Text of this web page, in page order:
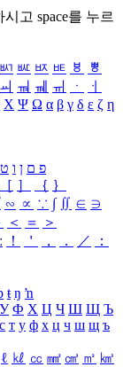
고 space를 누르
ㅴ ㅵ ㅶ ㅷ ㅸ
ㅹ
ㆉ ㆊ ㆋ ㆌ ㆍ
ㆎ
Χ Ψ Ω α β γ δ ε ζ η
פ ם ן ו ט
［ ］ ｛ ｝
∽ ∝ ∵ ∫ ∬ ∈ ∋
＜ ＝
＞
ː ！ ＇ ， ． ／
：
ŧ ŋ ŉ
У Ф Х Ц Ч Ш Щ Ъ
с т у ф х ц ч ш щ ъ
ℓ ㎘ ㏄ ㎣ ㎤ ㎥ ㎦